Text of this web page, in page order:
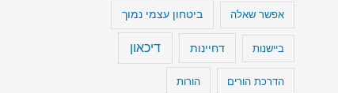
אפשר שאלה ביטחון עצמי נמוך
ביישנות דחיינות דיכאון
הדרכת הורים הורות